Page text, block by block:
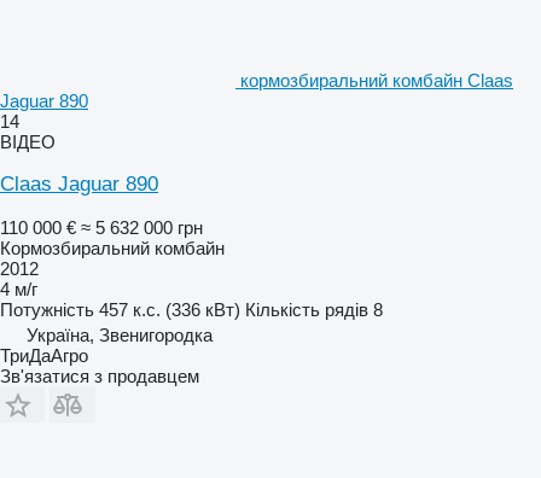
кормозбиральний комбайн Claas
Jaguar 890
14
ВІДЕО
Claas Jaguar 890
110 000 € ≈ 5 632 000 грн
Кормозбиральний комбайн
2012
4 м/г
Потужність 457 к.с. (336 кВт) Кількість рядів 8
Україна, Звенигородка
ТриДаАгро
Зв'язатися з продавцем